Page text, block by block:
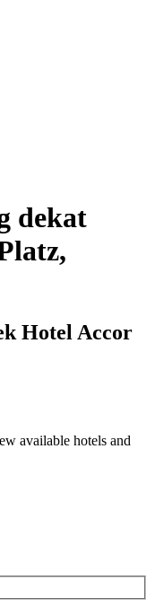
dekat
Hotel Accor
available hotels and